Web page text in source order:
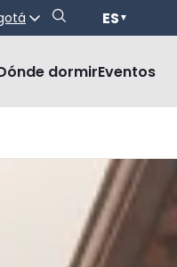
ES ▼
dormirEventos